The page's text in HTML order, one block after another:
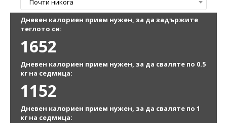
Почти никога
Дневен калориен прием нужен, за да сваляте по 0.5
кг на седмица:
1152
Дневен калориен прием нужен, за да сваляте по 1
кг на седмица:
Дневен калориен прием нужен, за да задържите
теглото си:
1652